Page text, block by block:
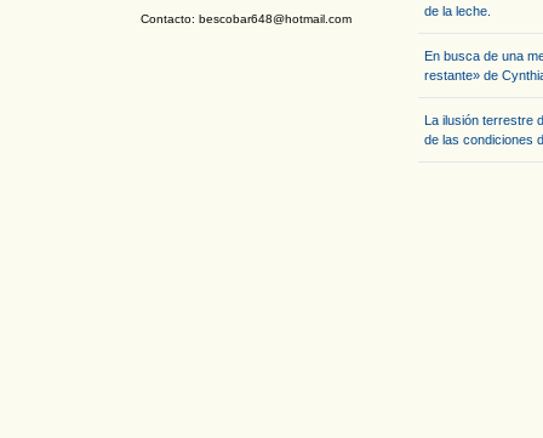
Contacto: bescobar648@hotmail.com
de la leche.
En busca de una
restante» de
La ilusión terrestre
de las condiciones